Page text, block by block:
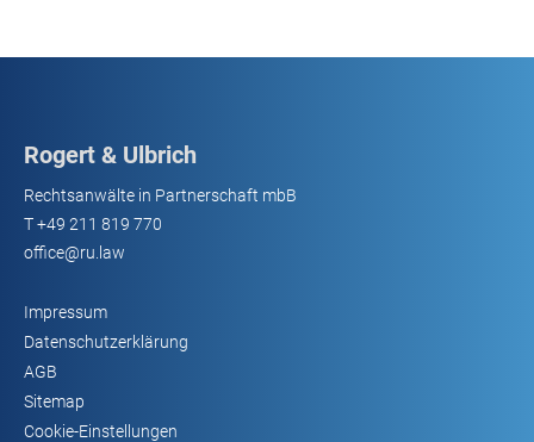
Rogert & Ulbrich
Rechtsanwälte in Partnerschaft mbB
T+49 211 819 770
office@ru.law
Impressum
Datenschutzerklärung
AGB
Sitemap
Cookie-Einstellungen